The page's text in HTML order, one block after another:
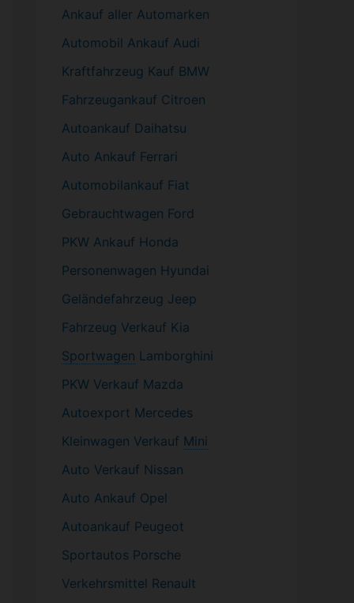
Ankauf aller Automarken
Automobil Ankauf Audi
Kraftfahrzeug Kauf BMW
Fahrzeugankauf Citroen
Autoankauf Daihatsu
Auto Ankauf Ferrari
Automobilankauf Fiat
Gebrauchtwagen Ford
PKW Ankauf Honda
Personenwagen Hyundai
Geländefahrzeug Jeep
Fahrzeug Verkauf Kia
Sportwagen Lamborghini
PKW Verkauf Mazda
Autoexport Mercedes
Kleinwagen Verkauf Mini
Auto Verkauf Nissan
Auto Ankauf Opel
Autoankauf Peugeot
Sportautos Porsche
Verkehrsmittel Renault